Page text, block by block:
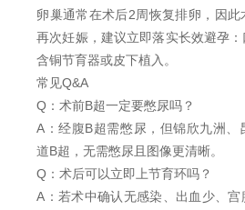
卵巢通常在术后2周恢复排卵，因
再次妊娠，建议立即落实长效避孕
含铜节育器或皮下植入。
常见Q&A
Q：术前B超一定要憋尿吗？
A：经腹B超需憋尿，但锦欣九洲、
道B超，无需憋尿且图像更清晰。
Q：术后可以立即上节育环吗？
A：若术中确认无感染、出血少、